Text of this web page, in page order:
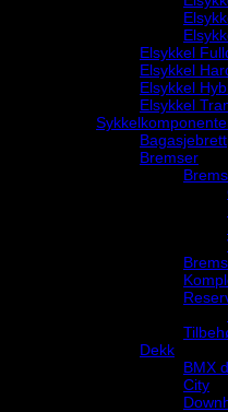
Elsykkel
Elsykkel
Elsykkel
Elsykkel
Bagasjebrett
Bremser
Dekk
BMX
City